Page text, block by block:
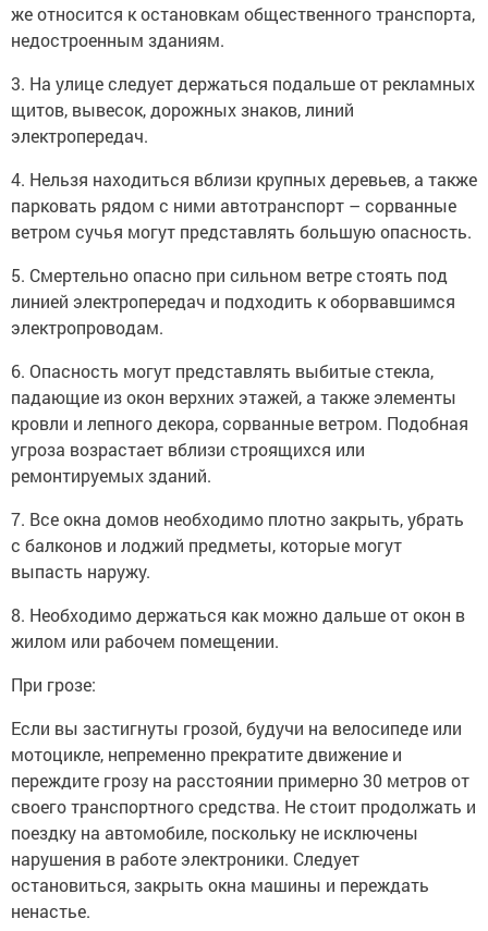
же относится к остановкам общественного транспорта,
недостроенным зданиям.
3. На улице следует держаться подальше от рекламных
щитов, вывесок, дорожных знаков, линий
электропередач.
4. Нельзя находиться вблизи крупных деревьев, а также
парковать рядом с ними автотранспорт – сорванные
ветром сучья могут представлять большую опасность.
5. Смертельно опасно при сильном ветре стоять под
линией электропередач и подходить к оборвавшимся
электропроводам.
6. Опасность могут представлять выбитые стекла,
падающие из окон верхних этажей, а также элементы
кровли и лепного декора, сорванные ветром. Подобная
угроза возрастает вблизи строящихся или
ремонтируемых зданий.
7. Все окна домов необходимо плотно закрыть, убрать
с балконов и лоджий предметы, которые могут
выпасть наружу.
8. Необходимо держаться как можно дальше от окон в
жилом или рабочем помещении.
При грозе:
Если вы застигнуты грозой, будучи на велосипеде или
мотоцикле, непременно прекратите движение и
переждите грозу на расстоянии примерно 30 метров от
своего транспортного средства. Не стоит продолжать и
поездку на автомобиле, поскольку не исключены
нарушения в работе электроники. Следует
остановиться, закрыть окна машины и переждать
ненастье.